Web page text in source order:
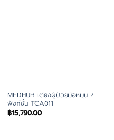
MEDHUB เตียงผู้ป่วยมือหมุน 2
ฟังก์ชั่น TCA011
฿15,790.00